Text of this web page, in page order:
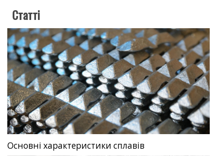
Статті
Основні характеристики сплавів